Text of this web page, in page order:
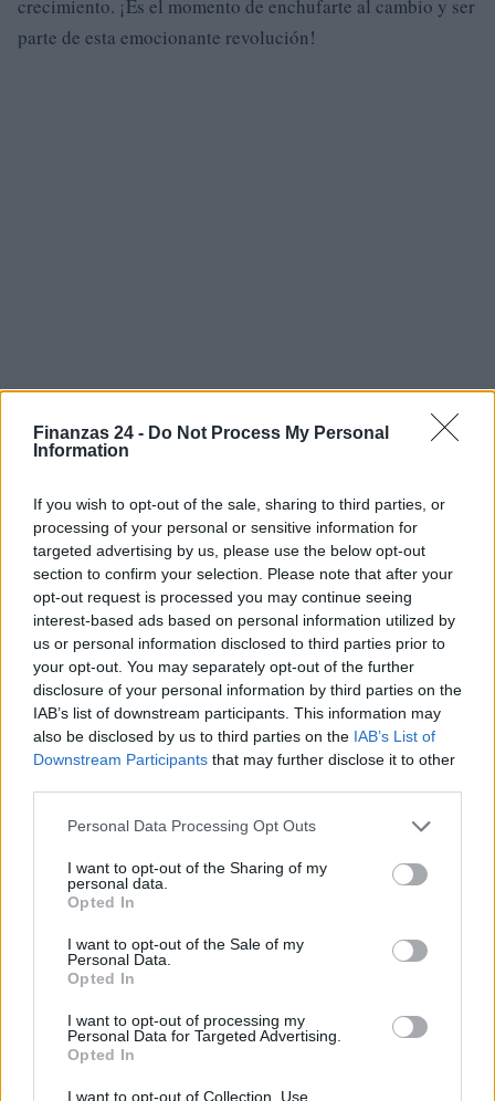
Finanzas 24 - Do Not Process My Personal
Information
If you wish to opt-out of the sale, sharing to third parties, or
processing of your personal or sensitive information for
targeted advertising by us, please use the below opt-out
section to confirm your selection. Please note that after your
opt-out request is processed you may continue seeing
interest-based ads based on personal information utilized by
us or personal information disclosed to third parties prior to
your opt-out. You may separately opt-out of the further
disclosure of your personal information by third parties on the
IAB’s list of downstream participants. This information may
also be disclosed by us to third parties on the IAB’s List of
Downstream Participants that may further disclose it to other
Please note that this website/app uses one or more Google
not limited to your visit or usage behaviour. You may click to
grant or deny consent to Google and its third-party tags to
use your data for below specified purposes in below Google
consent section.
Personal Data Processing Opt Outs
I want to opt-out of the Sharing of my
personal data.
Opted In
I want to opt-out of the Sale of my
Personal Data.
Opted In
I want to opt-out of processing my
Personal Data for Targeted Advertising.
Opted In
I want to opt-out of Collection, Use,
crecimiento. ¡Es el momento de enchufarte al cambio y ser
parte de esta emocionante revolución!
AUTOR
Staff